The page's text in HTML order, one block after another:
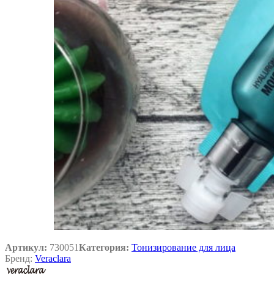
Артикул: 730051Категория: Тонизирование для лица
Бренд: Veraclara